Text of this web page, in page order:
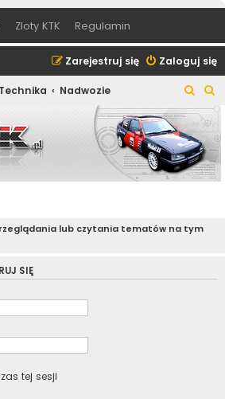
Zloty KTK Regulamin
Zaloguj się
Zarejestruj się
Technika Nadwozie
z
u
k
z
u
k
a
lub czytania tematów na tym
SIĘ
tej sesji